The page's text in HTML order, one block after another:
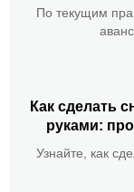
По текущим
Как сделать
руками:
Узнайте, как